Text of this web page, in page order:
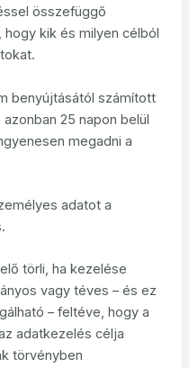
összefüggő
kik és milyen célból
benyújtásától számított
25 napon belül
megadni a
adatot a
törli, ha kezelése
vagy téves – és ez
– feltéve, hogy a
adatkezelés célja
törvényben